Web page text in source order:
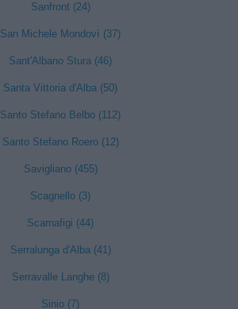
Sanfront (24)
San Michele Mondovì (37)
Sant'Albano Stura (46)
Santa Vittoria d'Alba (50)
Santo Stefano Belbo (112)
Santo Stefano Roero (12)
Savigliano (455)
Scagnello (3)
Scarnafigi (44)
Serralunga d'Alba (41)
Serravalle Langhe (8)
Sinio (7)